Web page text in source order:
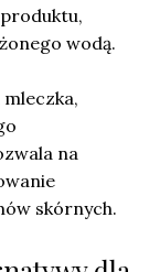
wodą.
na
skórnych.